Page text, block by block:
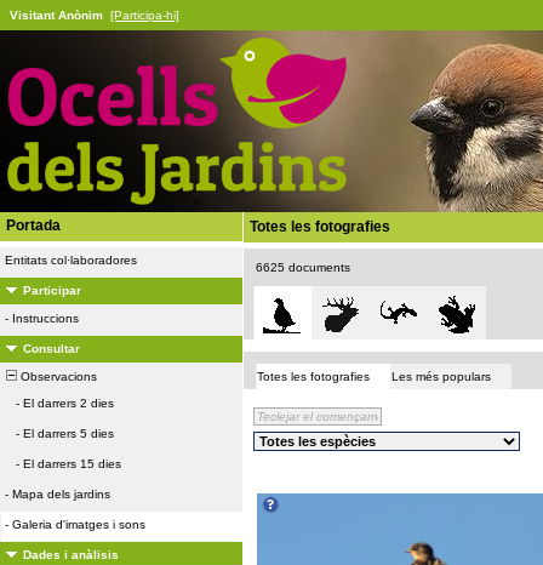
Visitant Anònim [Participa-hi]
Portada
Entitats col·laboradores
Participar
- Instruccions
Consultar
Observacions
- El darrers 2 dies
- El darrers 5 dies
- El darrers 15 dies
- Mapa dels jardins
- Galeria d'imatges i sons
Dades i anàlisis
Totes les fotografies
6625 documents
Totes les fotografies Les més populars